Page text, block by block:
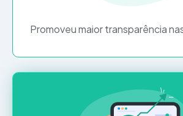
Promoveu maior transparência